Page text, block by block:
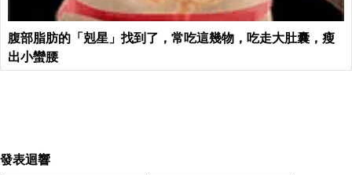
腹部脂肪的「剋星」找到了，常吃這幾物，吃走大肚囊，瘦
出小蠻腰
發表迴響